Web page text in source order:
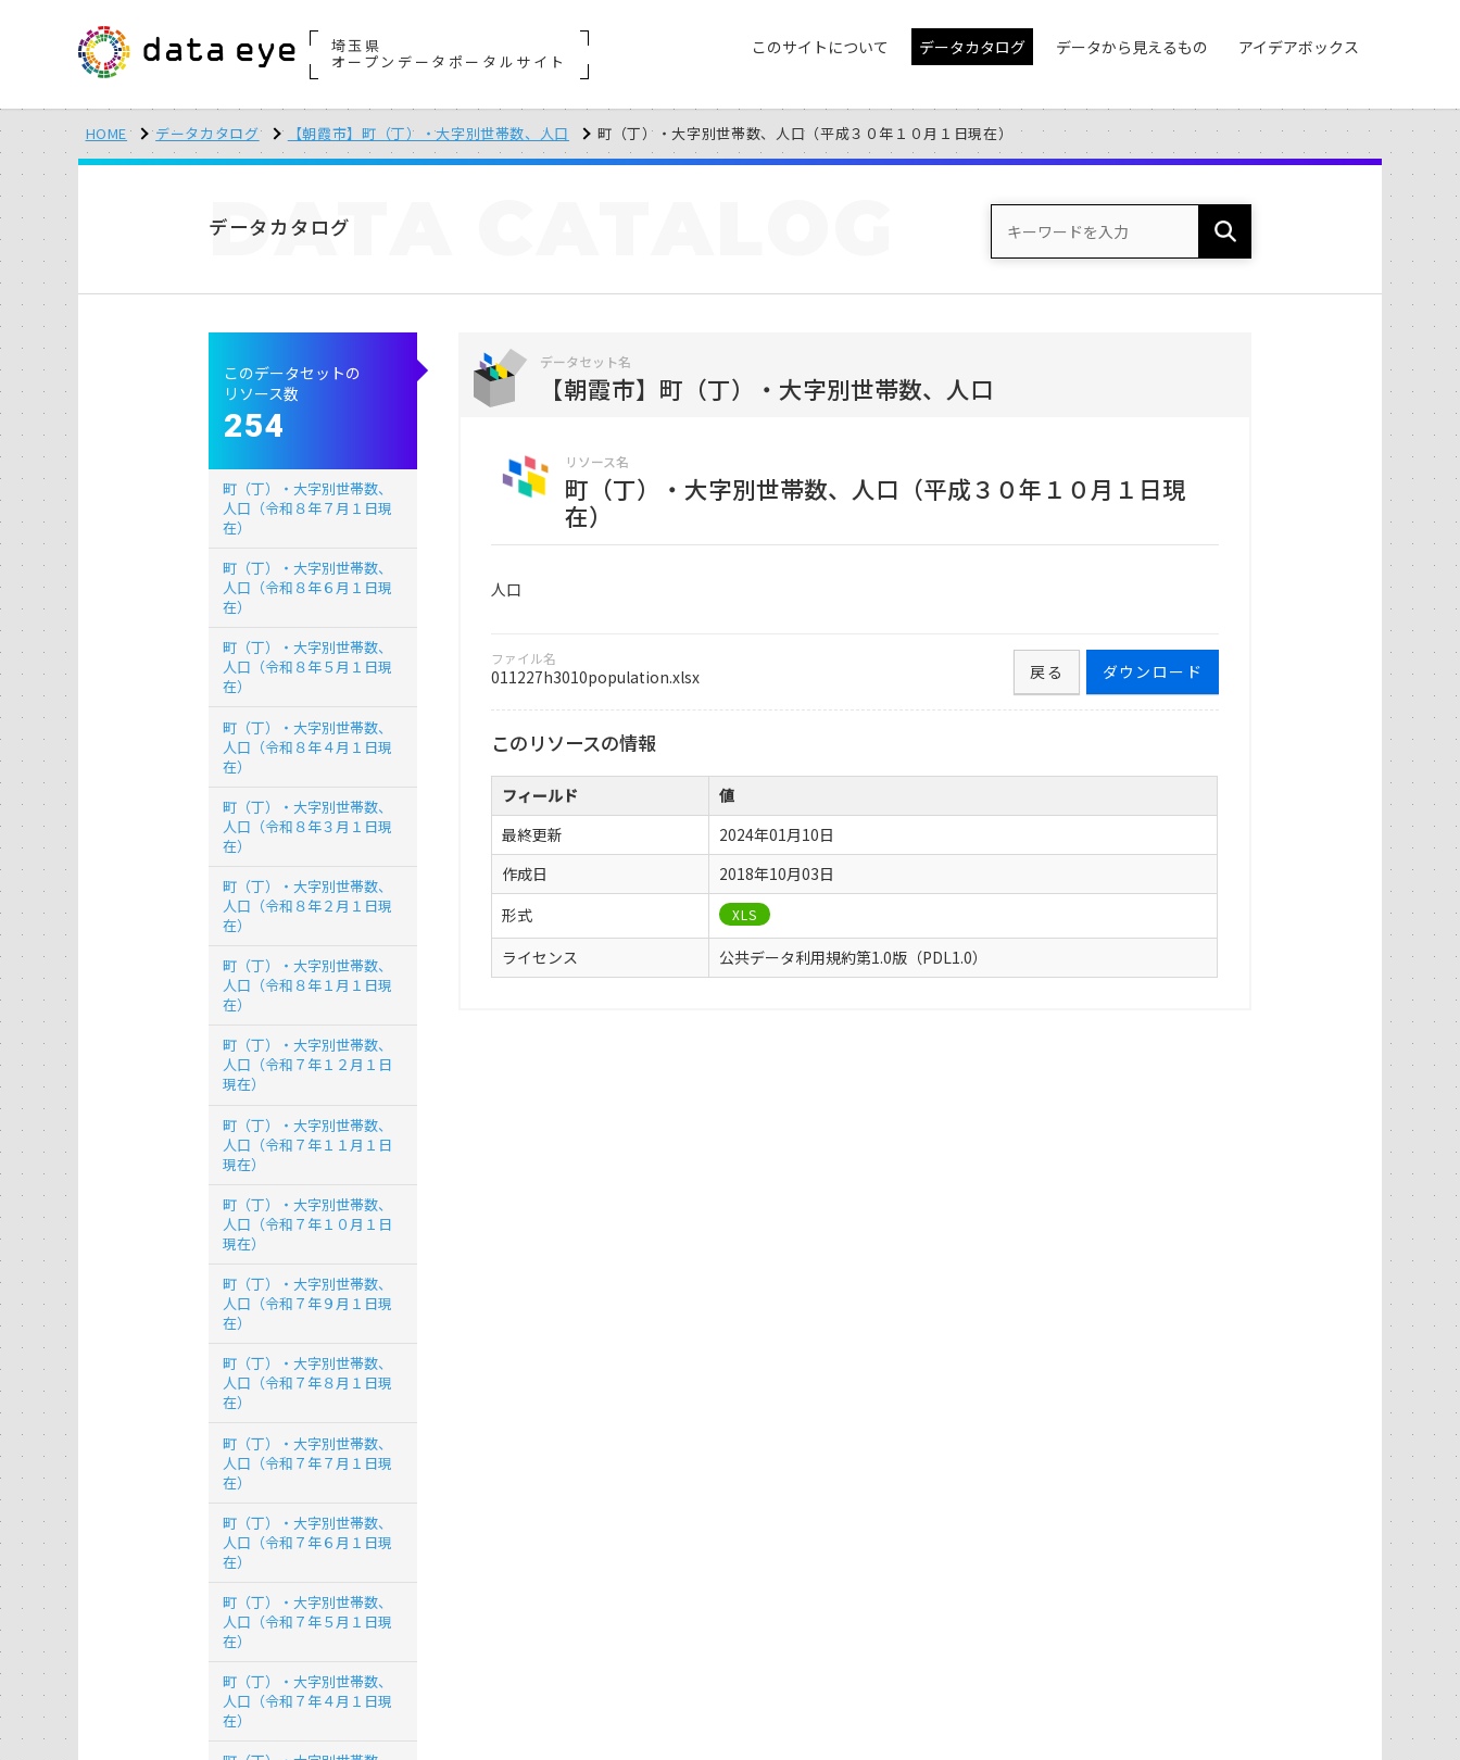
埼玉県
オープンデータポータルサイト
このサイトについて データカタログ データから見えるもの アイデアボックス
HOME データカタログ 【朝霞市】町（丁）・大字別世帯数、人口 町（丁）・大字別世帯数、人口（平成３０年１０月１日現在）
データカタログ
DATA
データセット名
【朝霞市】町（丁）・大字別世帯数、人口
リソース名
町（丁）・大字別世帯数、人口（平成３０年１０月１日現
在）
人口
ファイル名
011227h3010population.xlsx ダウンロード
戻る
このリソースの情報
フィールド
値
最終更新
2024年01月10日
作成日
2018年10月03日
形式
XLS
ライセンス 公共データ利用規約第1.0版（PDL1.0）
このデータセットの
リソース数
254
町（丁）・大字別世帯数、
人口（令和８年７月１日現
在）
町（丁）・大字別世帯数、
人口（令和８年６月１日現
在）
町（丁）・大字別世帯数、
人口（令和８年５月１日現
在）
町（丁）・大字別世帯数、
人口（令和８年４月１日現
在）
町（丁）・大字別世帯数、
人口（令和８年３月１日現
在）
町（丁）・大字別世帯数、
人口（令和８年２月１日現
在）
町（丁）・大字別世帯数、
人口（令和８年１月１日現
在）
町（丁）・大字別世帯数、
人口（令和７年１２月１日
現在）
町（丁）・大字別世帯数、
人口（令和７年１１月１日
現在）
町（丁）・大字別世帯数、
人口（令和７年１０月１日
現在）
町（丁）・大字別世帯数、
人口（令和７年９月１日現
在）
町（丁）・大字別世帯数、
人口（令和７年８月１日現
在）
町（丁）・大字別世帯数、
人口（令和７年７月１日現
在）
町（丁）・大字別世帯数、
人口（令和７年６月１日現
在）
町（丁）・大字別世帯数、
人口（令和７年５月１日現
在）
町（丁）・大字別世帯数、
人口（令和７年４月１日現
在）